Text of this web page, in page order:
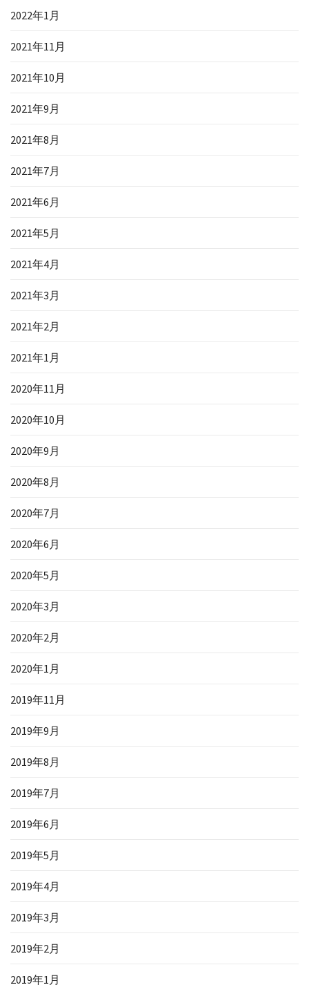
2022年1月
2021年11月
2021年10月
2021年9月
2021年8月
2021年7月
2021年6月
2021年5月
2021年4月
2021年3月
2021年2月
2021年1月
2020年11月
2020年10月
2020年9月
2020年8月
2020年7月
2020年6月
2020年5月
2020年3月
2020年2月
2020年1月
2019年11月
2019年9月
2019年8月
2019年7月
2019年6月
2019年5月
2019年4月
2019年3月
2019年2月
2019年1月